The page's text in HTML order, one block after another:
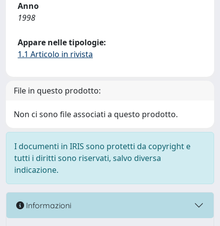
Anno
1998
Appare nelle tipologie:
1.1 Articolo in rivista
File in questo prodotto:
Non ci sono file associati a questo prodotto.
I documenti in IRIS sono protetti da copyright e
tutti i diritti sono riservati, salvo diversa
indicazione.
Informazioni